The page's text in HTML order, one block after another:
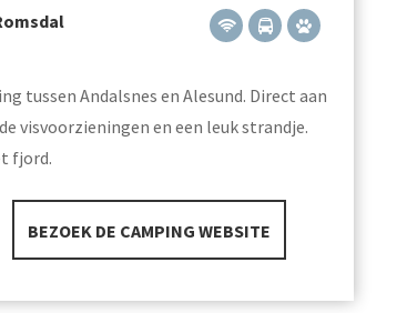
tussen Andalsnes en Alesund. Direct aan
visvoorzieningen en een leuk strandje.
fjord.
BEZOEK DE CAMPING WEBSITE